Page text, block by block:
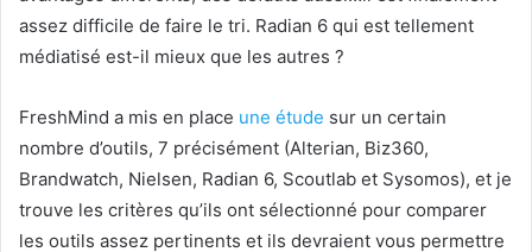
assez difficile de faire le tri. Radian 6 qui est tellement
médiatisé est-il mieux que les autres ?
FreshMind a mis en place une étude sur un certain
nombre d’outils, 7 précisément (Alterian, Biz360,
Brandwatch, Nielsen, Radian 6, Scoutlab et Sysomos), et je
trouve les critères qu’ils ont sélectionné pour comparer
les outils assez pertinents et ils devraient vous permettre